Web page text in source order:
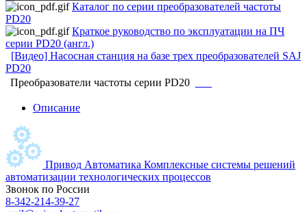
Каталог по серии преобразователей частоты
PD20
Краткое руководство по эксплуатации на ПЧ
серии PD20 (англ.)
[Видео] Насосная станция на базе трех преобразователей SAJ
PD20
Преобразователи частоты серии PD20
Описание
Привод Автоматика Комплексные системы решений
автоматизации технологических процессов
Звонок по России
8-342-214-39-27